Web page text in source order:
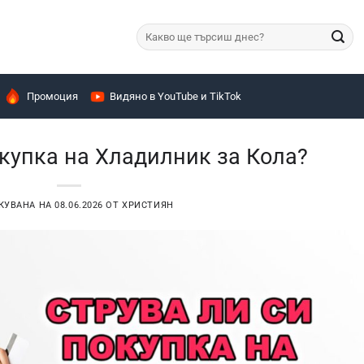
Търсене
за:
Промоция Видяно в YouTube и TikTok
на Хладилник за Кола?
НА08.06.2026 ОТХРИСТИЯН